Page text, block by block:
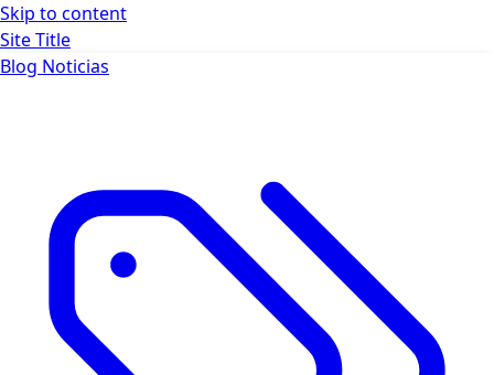
Skip to content
Site Title
Blog Noticias